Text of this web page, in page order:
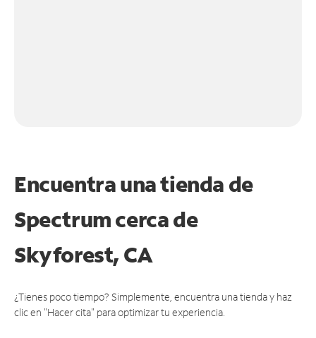
Encuentra una tienda de
Spectrumcerca de
Skyforest, CA
¿Tienes poco tiempo? Simplemente, encuentra una tienda y haz
clic en "Hacer cita" para optimizar tu experiencia.